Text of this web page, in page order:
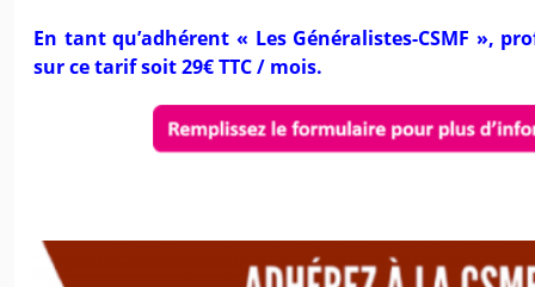
En tant qu’adhérent « Les Généralistes-CSMF »,
sur ce tarif soit 29€ TTC / mois.